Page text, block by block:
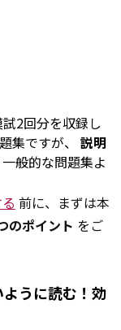
2回分を収録し
集ですが、 説明
般的な問題集よ
前に、まずは本
のポイント をご
うに読む！効